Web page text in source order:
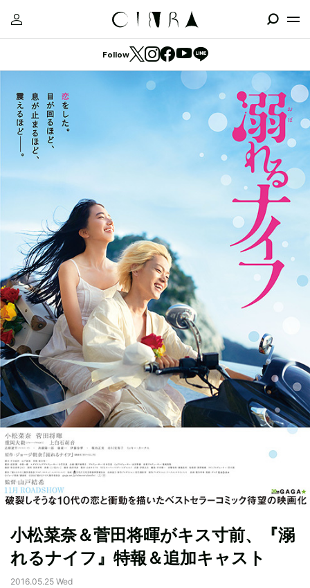
Follow
小松菜奈＆菅田将暉がキス寸前、『溺
れるナイフ』特報＆追加キャスト
2016.05.25 Wed